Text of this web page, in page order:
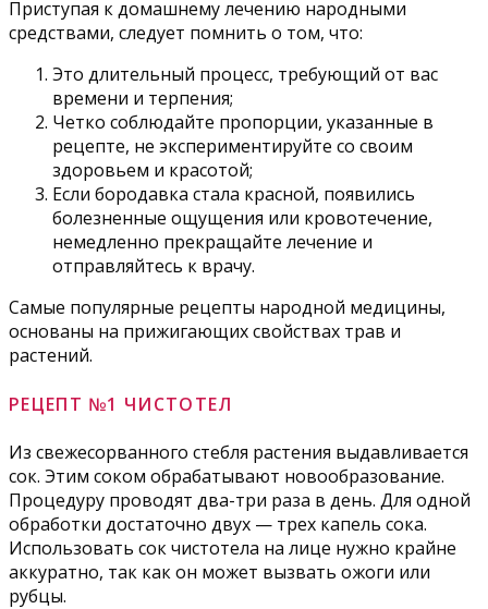
Приступая к домашнему лечению народными
средствами, следует помнить о том, что:
Это длительный процесс, требующий от вас
времени и терпения;
Четко соблюдайте пропорции, указанные в
рецепте, не экспериментируйте со своим
здоровьем и красотой;
Если бородавка стала красной, появились
болезненные ощущения или кровотечение,
немедленно прекращайте лечение и
отправляйтесь к врачу.
Самые популярные рецепты народной медицины,
основаны на прижигающих свойствах трав и
растений.
РЕЦЕПТ №1 ЧИСТОТЕЛ
Из свежесорванного стебля растения выдавливается
сок. Этим соком обрабатывают новообразование.
Процедуру проводят два-три раза в день. Для одной
обработки достаточно двух — трех капель сока.
Использовать сок чистотела на лице нужно крайне
аккуратно, так как он может вызвать ожоги или
рубцы.